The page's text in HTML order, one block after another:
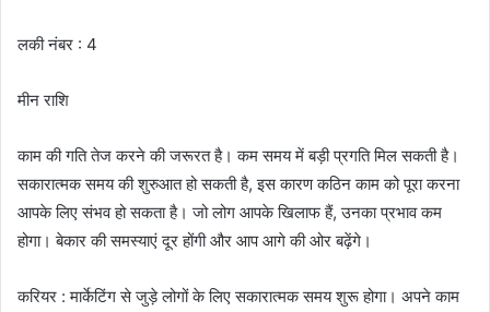
लकी नंबर : 4
मीन राशि
काम की गति तेज करने की जरूरत है। कम समय में बड़ी प्रगति मिल सकती है।
सकारात्मक समय की शुरुआत हो सकती है, इस कारण कठिन काम को पूरा करना
आपके लिए संभव हो सकता है। जो लोग आपके खिलाफ हैं, उनका प्रभाव कम
होगा। बेकार की समस्याएं दूर होंगी और आप आगे की ओर बढ़ेंगे।
करियर : मार्केटिंग से जुड़े लोगों के लिए सकारात्मक समय शुरू होगा। अपने काम